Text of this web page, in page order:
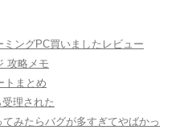
ングPC買いましたレビュー
攻略メモ
トまとめ
理された
みたらバグが多すぎてやばかっ